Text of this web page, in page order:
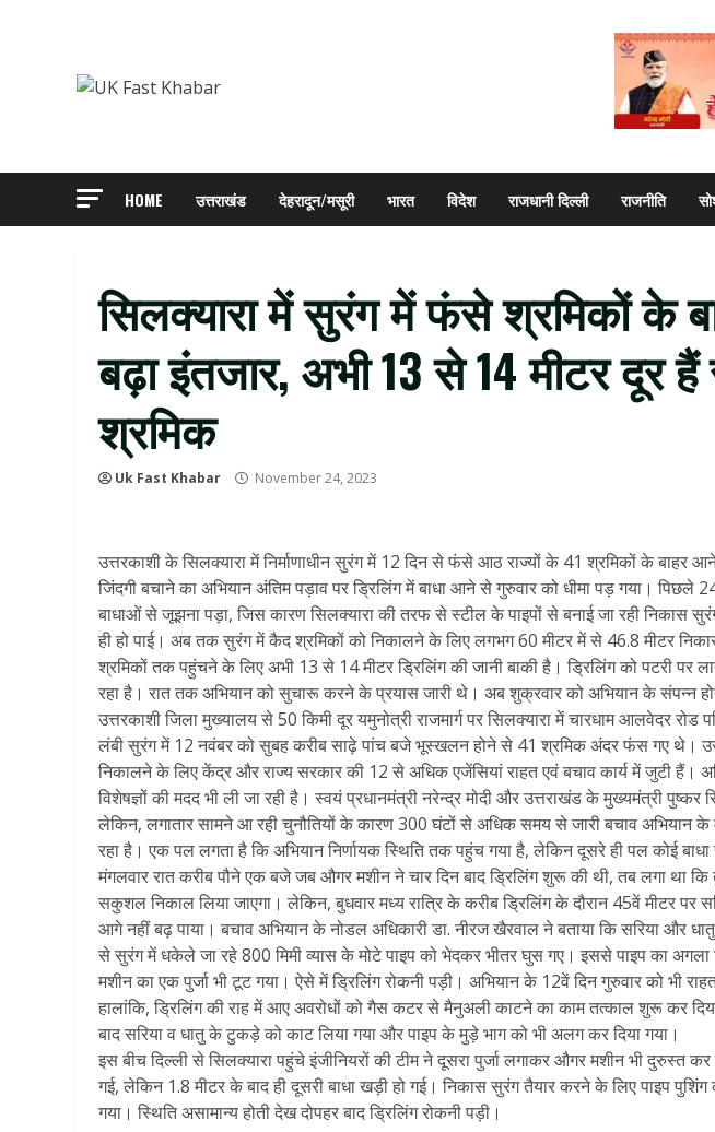
HOME उत्तराखंड देहरादून/मसूरी भारत विदेश राजधानी दिल्ली राजनीति
सिलक्यारा में सुरंग में फंसे श्रमिकों के
बढ़ा इंतजार, अभी 13 से 14 मीटर दूर
श्रमिक
Uk Fast Khabar November 24, 2023
उत्तरकाशी के सिलक्यारा में निर्माणाधीन सुरंग में 12 दिन से फंसे आठ राज्यों के 41 श्रमिकों के बाहर
जिंदगी बचाने का अभियान अंतिम पड़ाव पर ड्रिलिंग में बाधा आने से गुरुवार को धीमा पड़ गया। पिछले
बाधाओं से जूझना पड़ा, जिस कारण सिलक्यारा की तरफ से स्टील के पाइपों से बनाई जा रही निकास
ही हो पाई। अब तक सुरंग में कैद श्रमिकों को निकालने के लिए लगभग 60 मीटर में से 46.8 मीटर
श्रमिकों तक पहुंचने के लिए अभी 13 से 14 मीटर ड्रिलिंग की जानी बाकी है। ड्रिलिंग को पटरी पर
रहा है। रात तक अभियान को सुचारू करने के प्रयास जारी थे। अब शुक्रवार को अभियान के संपन्न
उत्तरकाशी जिला मुख्यालय से 50 किमी दूर यमुनोत्री राजमार्ग पर सिलक्यारा में चारधाम आलवेदर रोड
लंबी सुरंग में 12 नवंबर को सुबह करीब साढ़े पांच बजे भूस्खलन होने से 41 श्रमिक अंदर फंस गए थे।
निकालने के लिए केंद्र और राज्य सरकार की 12 से अधिक एजेंसियां राहत एवं बचाव कार्य में जुटी हैं।
विशेषज्ञों की मदद भी ली जा रही है। स्वयं प्रधानमंत्री नरेन्द्र मोदी और उत्तराखंड के मुख्यमंत्री पुष्कर
लेकिन, लगातार सामने आ रही चुनौतियों के कारण 300 घंटों से अधिक समय से जारी बचाव अभियान
रहा है। एक पल लगता है कि अभियान निर्णायक स्थिति तक पहुंच गया है, लेकिन दूसरे ही पल कोई बाधा
मंगलवार रात करीब पौने एक बजे जब औगर मशीन ने चार दिन बाद ड्रिलिंग शुरू की थी, तब लगा था
सकुशल निकाल लिया जाएगा। लेकिन, बुधवार मध्य रात्रि के करीब ड्रिलिंग के दौरान 45वें मीटर
आगे नहीं बढ़ पाया। बचाव अभियान के नोडल अधिकारी डा. नीरज खैरवाल ने बताया कि सरिया
से सुरंग में धकेले जा रहे 800 मिमी व्यास के मोटे पाइप को भेदकर भीतर घुस गए। इससे पाइप का अगला
मशीन का एक पुर्जा भी टूट गया। ऐसे में ड्रिलिंग रोकनी पड़ी। अभियान के 12वें दिन गुरुवार को भी
हालांकि, ड्रिलिंग की राह में आए अवरोधों को गैस कटर से मैनुअली काटने का काम तत्काल शुरू कर
बाद सरिया व धातु के टुकड़े को काट लिया गया और पाइप के मुड़े भाग को भी अलग कर दिया गया।
इस बीच दिल्ली से सिलक्यारा पहुंचे इंजीनियरों की टीम ने दूसरा पुर्जा लगाकर औगर मशीन भी दुरुस्त
गई, लेकिन 1.8 मीटर के बाद ही दूसरी बाधा खड़ी हो गई। निकास सुरंग तैयार करने के लिए पाइप
गया। स्थिति असामान्य होती देख दोपहर बाद ड्रिलिंग रोकनी पड़ी।